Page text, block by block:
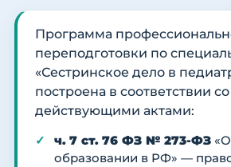
Программа
переподготовки по
«Сестринское дело в
построена в соответствии
действующими актами:
ч. 7 ст. 76 ФЗ № 273-ФЗ
образовании в РФ» —